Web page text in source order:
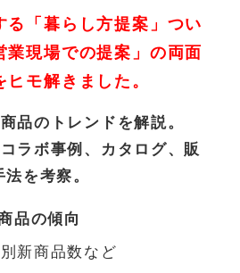
る「暮らし方提案」つい
業現場での提案」の両面
モ解きました。
品のトレンドを解説。
ラボ事例、カタログ、販
を考察。
品の傾向
新商品数など